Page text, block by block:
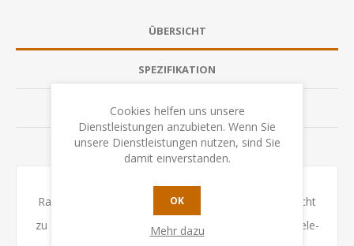
ÜBERSICHT
SPEZIFIKATION
BEWERTUNGEN
KONTAKTIEREN SIE UNS
Rauf und runter, rechts und links, kreuz und quer, nicht
zu kurz und nicht zu lang. Wörter-Fuchs hat viele Spiele-
Cookies helfen uns unsere
Dienstleistungen anzubieten. Wenn Sie
unsere Dienstleistungen nutzen, sind Sie
damit einverstanden.
OK
Mehr dazu